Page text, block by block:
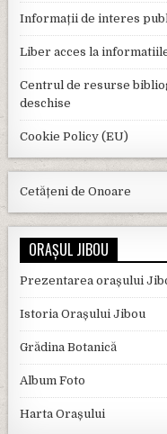
Informații de interes
Liber acces la
Centrul de resurse
deschise
Cookie Policy (EU)
Cetățeni de Onoare
ORAȘUL JIBOU
Prezentarea orașului
Istoria Orașului Jibou
Grădina Botanică
Album Foto
Harta Orașului